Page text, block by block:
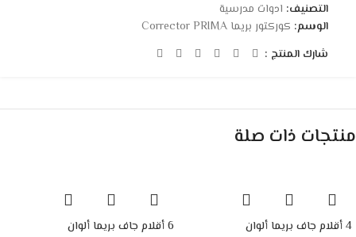
التصنيف: ادوات مدرسية
الوسم: كوركتور بريما Corrector PRIMA
شارك المنتج :
منتجات ذات صلة
4 أقلام جاف بريما ألوان 6 أقلام جاف بريما ألوان